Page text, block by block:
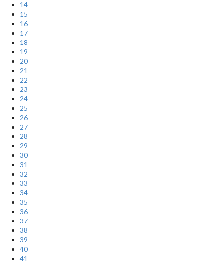
14
15
16
17
18
19
20
21
22
23
24
25
26
27
28
29
30
31
32
33
34
35
36
37
38
39
40
41